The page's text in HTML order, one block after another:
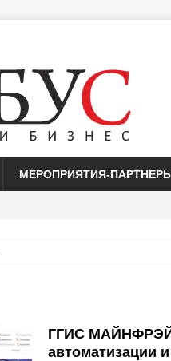
МЕРОПРИЯТИЯ-
ГГИС
автоматизации